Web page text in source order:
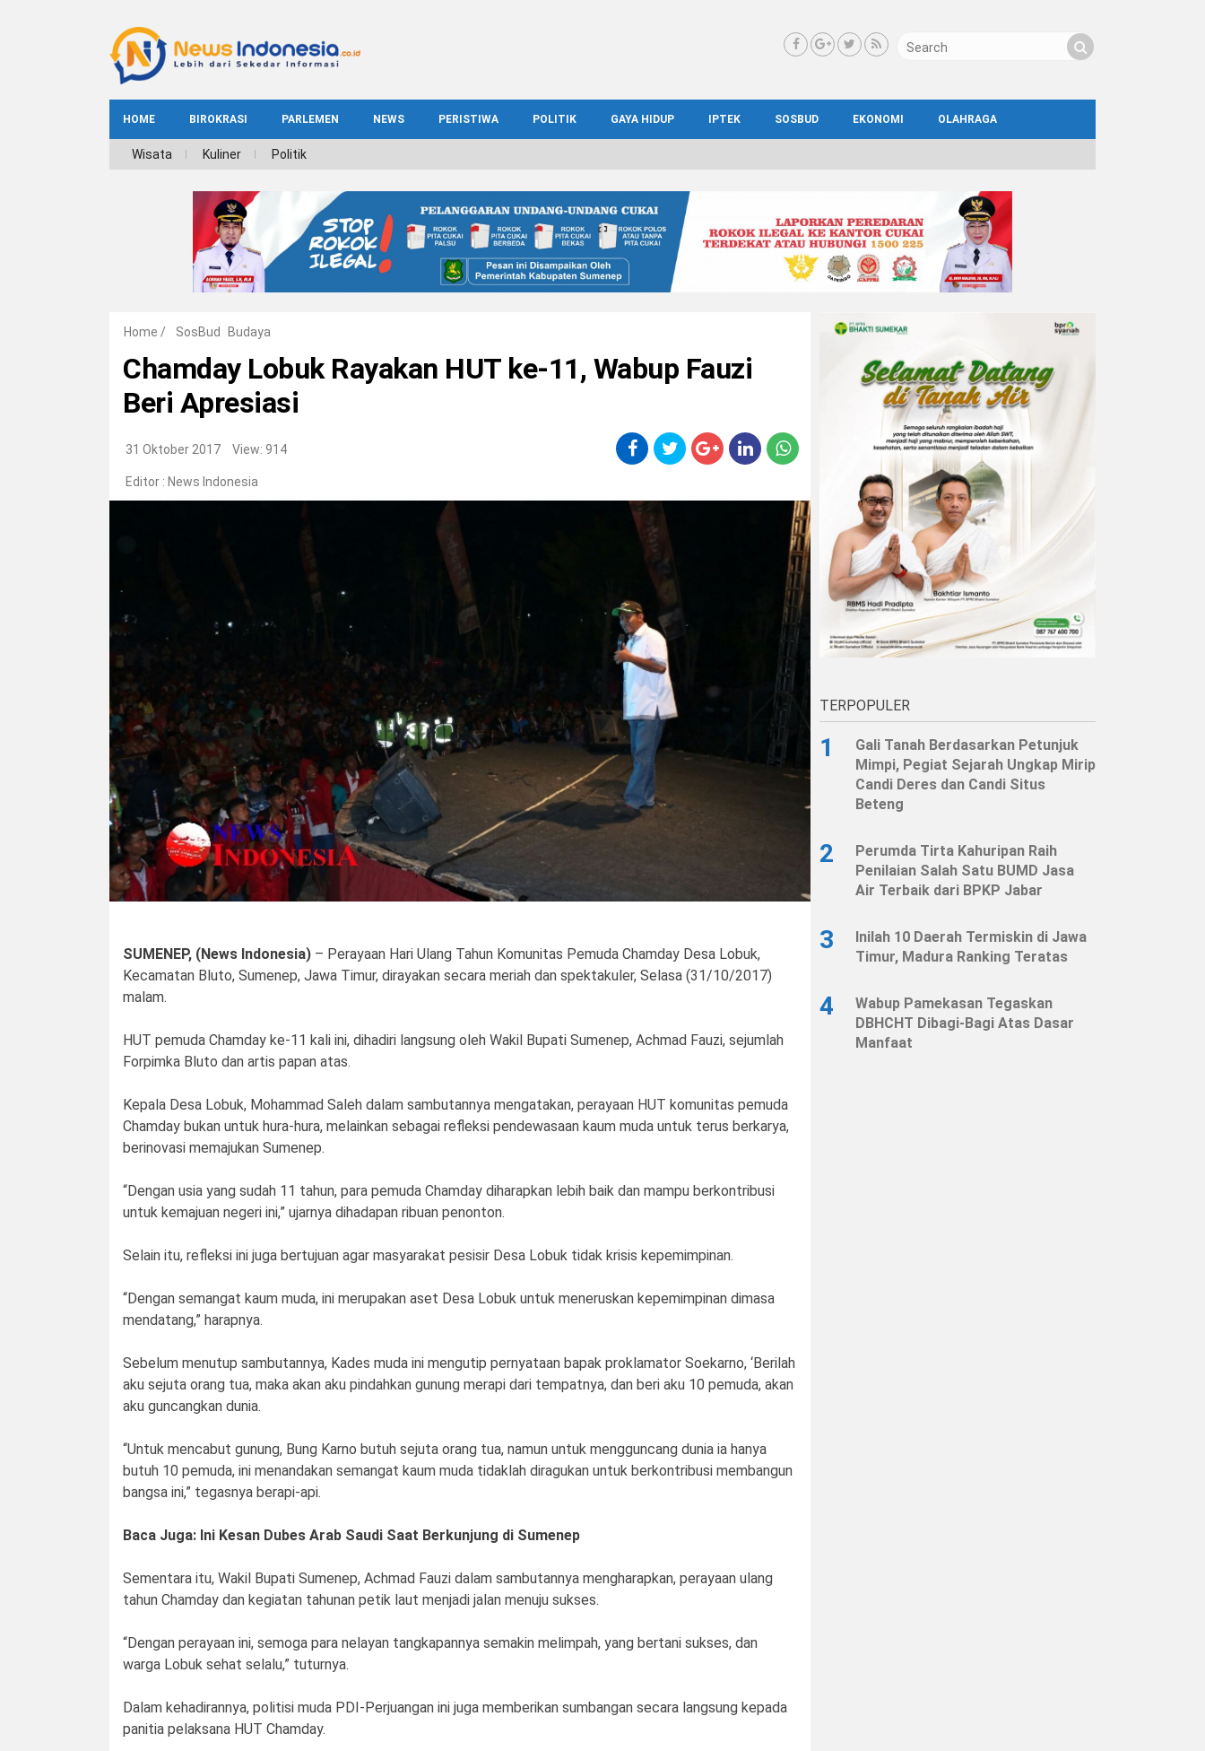
HOME BIROKRASI PARLEMEN NEWS PERISTIWA POLITIK GAYA HIDUP IPTEK SOSBUD EKONOMI OLAHRAGA
INDEKS BIROKRASI
Wisata Kuliner Politik
Home / SosBud Budaya
Chamday Lobuk Rayakan HUT ke-11, Wabup Fauzi
Beri Apresiasi
31 Oktober 2017 View: 914
Editor : News Indonesia
SUMENEP, (News Indonesia) – Perayaan Hari Ulang Tahun Komunitas Pemuda Chamday Desa Lobuk,
Kecamatan Bluto, Sumenep, Jawa Timur, dirayakan secara meriah dan spektakuler, Selasa (31/10/2017)
malam.
HUT pemuda Chamday ke-11 kali ini, dihadiri langsung oleh Wakil Bupati Sumenep, Achmad Fauzi, sejumlah
Forpimka Bluto dan artis papan atas.
Kepala Desa Lobuk, Mohammad Saleh dalam sambutannya mengatakan, perayaan HUT komunitas pemuda
Chamday bukan untuk hura-hura, melainkan sebagai refleksi pendewasaan kaum muda untuk terus berkarya,
berinovasi memajukan Sumenep.
“Dengan usia yang sudah 11 tahun, para pemuda Chamday diharapkan lebih baik dan mampu berkontribusi
untuk kemajuan negeri ini,” ujarnya dihadapan ribuan penonton.
Selain itu, refleksi ini juga bertujuan agar masyarakat pesisir Desa Lobuk tidak krisis kepemimpinan.
“Dengan semangat kaum muda, ini merupakan aset Desa Lobuk untuk meneruskan kepemimpinan dimasa
mendatang,” harapnya.
Sebelum menutup sambutannya, Kades muda ini mengutip pernyataan bapak proklamator Soekarno, ‘Berilah
aku sejuta orang tua, maka akan aku pindahkan gunung merapi dari tempatnya, dan beri aku 10 pemuda, akan
aku guncangkan dunia.
“Untuk mencabut gunung, Bung Karno butuh sejuta orang tua, namun untuk mengguncang dunia ia hanya
butuh 10 pemuda, ini menandakan semangat kaum muda tidaklah diragukan untuk berkontribusi membangun
bangsa ini,” tegasnya berapi-api.
Baca Juga: Ini Kesan Dubes Arab Saudi Saat Berkunjung di Sumenep
Sementara itu, Wakil Bupati Sumenep, Achmad Fauzi dalam sambutannya mengharapkan, perayaan ulang
tahun Chamday dan kegiatan tahunan petik laut menjadi jalan menuju sukses.
“Dengan perayaan ini, semoga para nelayan tangkapannya semakin melimpah, yang bertani sukses, dan
warga Lobuk sehat selalu,” tuturnya.
Dalam kehadirannya, politisi muda PDI-Perjuangan ini juga memberikan sumbangan secara langsung kepada
panitia pelaksana HUT Chamday.
TERPOPULER
1
Gali Tanah Berdasarkan Petunjuk
Mimpi, Pegiat Sejarah Ungkap Mirip
Candi Deres dan Candi Situs
Beteng
2
Perumda Tirta Kahuripan Raih
Penilaian Salah Satu BUMD Jasa
Air Terbaik dari BPKP Jabar
3
Inilah 10 Daerah Termiskin di Jawa
Timur, Madura Ranking Teratas
4
Wabup Pamekasan Tegaskan
DBHCHT Dibagi-Bagi Atas Dasar
Manfaat